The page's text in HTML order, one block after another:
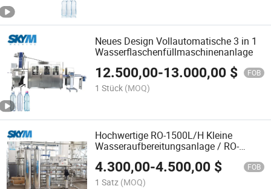
Neues Design Vollautomatische 3 in 1
Wasserflaschenfüllmaschinenanlage
12.500,00-13.000,00 $ FOB
1 Stück (MOQ)
Hochwertige RO-1500L/H Kleine
Wasseraufbereitungsanlage / RO-
4.300,00-4.500,00 $ FOB
1 Satz (MOQ)